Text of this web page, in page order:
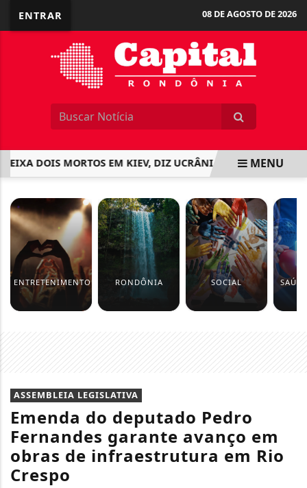
ENTRAR 08 DE AGOSTO DE 2026
DOIS MORTOS EM KIEV, DIZ UCRÂNIA VINI SALVA O
MENU
ENTRETENIMENTO RONDÔNIA SOCIAL
ASSEMBLEIA LEGISLATIVA
Emenda do deputado Pedro
Fernandes garante avanço em
obras de infraestrutura em Rio
Crespo